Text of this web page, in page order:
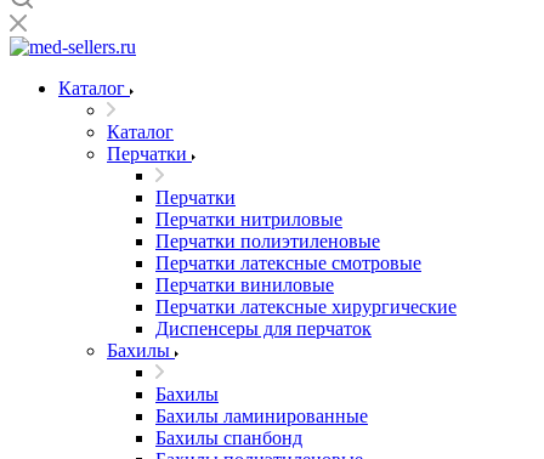
Каталог
Каталог
Перчатки
Перчатки
Перчатки нитриловые
Перчатки полиэтиленовые
Перчатки латексные смотровые
Перчатки виниловые
Перчатки латексные хирургические
Диспенсеры для перчаток
Бахилы
Бахилы
Бахилы ламинированные
Бахилы спанбонд